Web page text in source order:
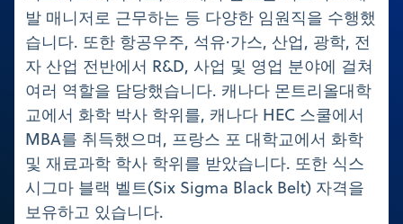
발 매니저로 근무하는 등 다양한 임원직을 수행했
습니다. 또한 항공우주, 석유·가스, 산업, 광학, 전
자 산업 전반에서 R&D, 사업 및 영업 분야에 걸쳐
여러 역할을 담당했습니다. 캐나다 몬트리올대학
교에서 화학 박사 학위를, 캐나다 HEC 스쿨에서
MBA를 취득했으며, 프랑스 포 대학교에서 화학
및 재료과학 학사 학위를 받았습니다. 또한 식스
시그마 블랙 벨트(Six Sigma Black Belt) 자격을
보유하고 있습니다.